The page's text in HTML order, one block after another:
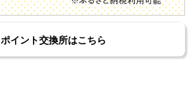
ポイント交換所はこちら